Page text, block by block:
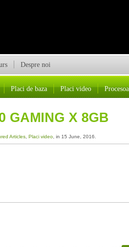
Despre noi
Placi de baza Placi video
GAMING X 8GB
Articles, Placi video, in 15 June, 2016.